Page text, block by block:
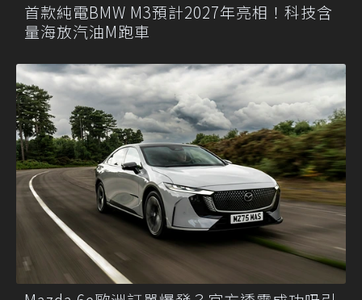
首款純電BMW M3預計2027年亮相！科技含
量海放汽油M跑車